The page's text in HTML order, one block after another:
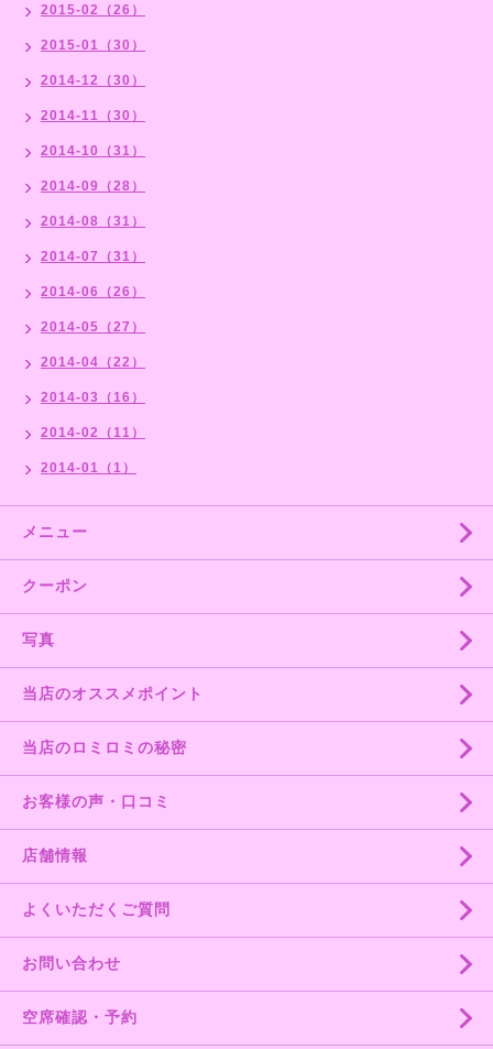
2015-02（26）
2015-01（30）
2014-12（30）
2014-11（30）
2014-10（31）
2014-09（28）
2014-08（31）
2014-07（31）
2014-06（26）
2014-05（27）
2014-04（22）
2014-03（16）
2014-02（11）
2014-01（1）
メニュー
クーポン
写真
当店のオススメポイント
当店のロミロミの秘密
お客様の声・口コミ
店舗情報
よくいただくご質問
お問い合わせ
空席確認・予約